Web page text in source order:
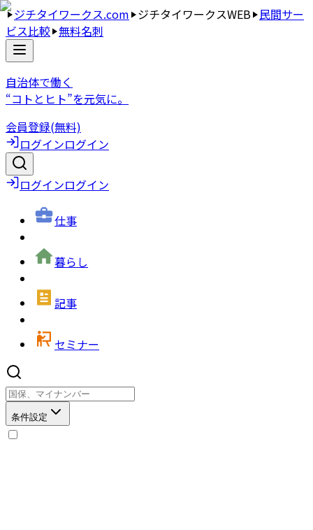
ジチタイワークス.com ジチタイワークスWEB 民間サー
ビス比較 無料名刺
自治体で働く
“コトとヒト”を元気に。
会員登録(無料)
ログインログイン
ログインログイン
仕事
暮らし
記事
セミナー
条件設定